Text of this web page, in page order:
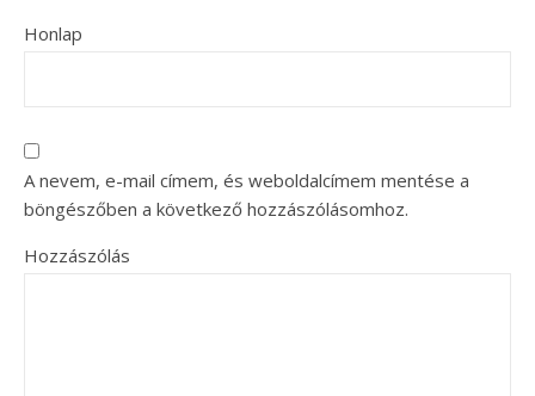
Honlap
A nevem, e-mail címem, és weboldalcímem mentése a
böngészőben a következő hozzászólásomhoz.
Hozzászólás